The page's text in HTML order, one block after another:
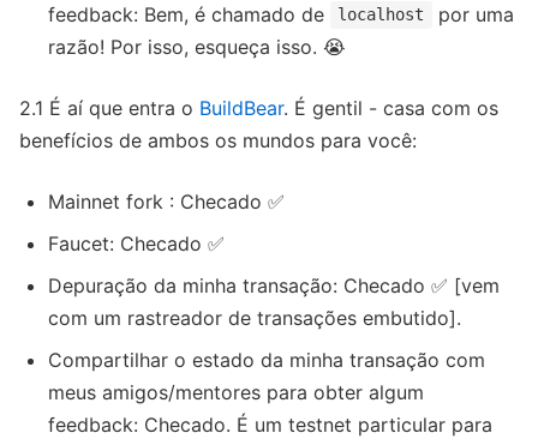
feedback: Bem, é chamado de
localhost
por uma
razão! Por isso, esqueça isso. 😭
2.1 É aí que entra o BuildBear. É gentil - casa com os
benefícios de ambos os mundos para você:
Mainnet fork : Checado ✅
Faucet: Checado ✅
Depuração da minha transação: Checado ✅ [vem
com um rastreador de transações embutido].
Compartilhar o estado da minha transação com
meus amigos/mentores para obter algum
feedback: Checado. É um testnet particular para